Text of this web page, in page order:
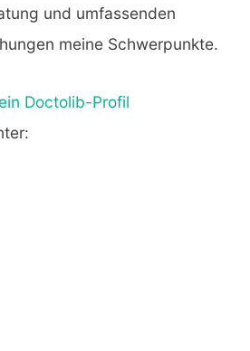
und umfassenden
meine Schwerpunkte.
Doctolib-Profil